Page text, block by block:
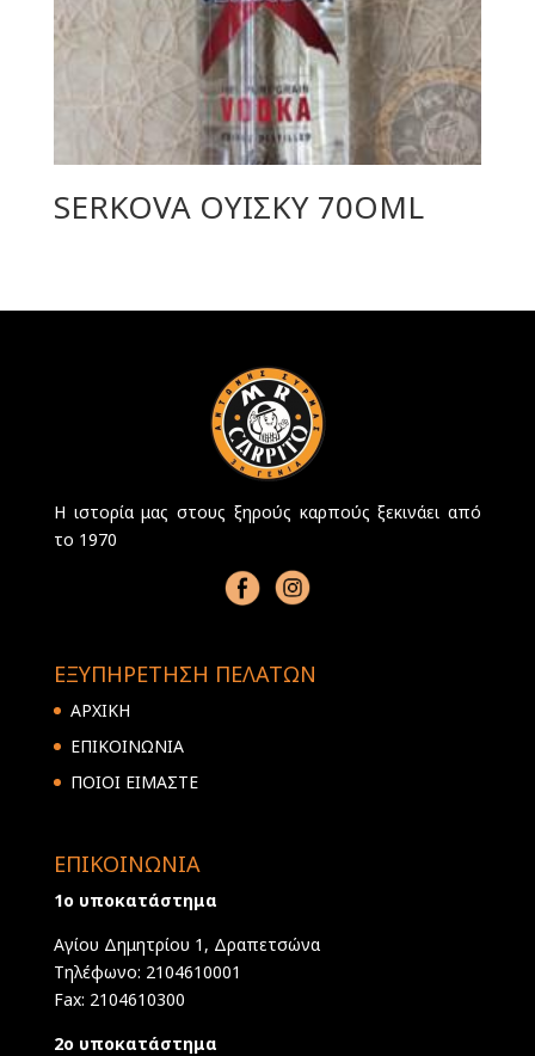
SERKOVA ΟΥΙΣΚΥ 70ΟML
Η ιστορία μας στους ξηρούς καρπούς ξεκινάει από
το 1970
ΕΞΥΠΗΡΕΤΗΣΗ ΠΕΛΑΤΩΝ
ΑΡΧΙΚΗ
ΕΠΙΚΟΙΝΩΝΙΑ
ΠΟΙΟΙ ΕΙΜΑΣΤΕ
ΕΠΙΚΟΙΝΩΝΙΑ
1ο υποκατάστημα
Αγίου Δημητρίου 1, Δραπετσώνα
Τηλέφωνο: 2104610001
Fax: 2104610300
2ο υποκατάστημα